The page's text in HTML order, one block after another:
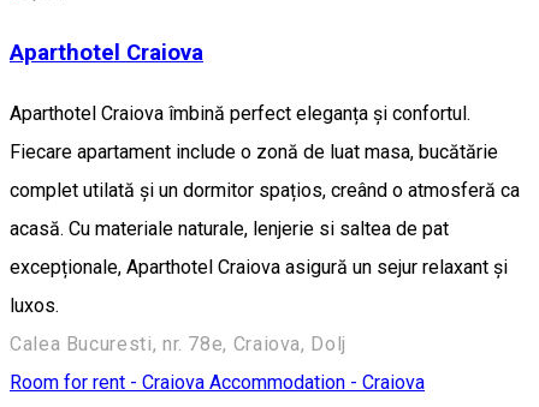
Aparthotel Craiova
Aparthotel Craiova îmbină perfect eleganța și confortul.
Fiecare apartament include o zonă de luat masa, bucătărie
complet utilată și un dormitor spațios, creând o atmosferă ca
acasă. Cu materiale naturale, lenjerie si saltea de pat
excepționale, Aparthotel Craiova asigură un sejur relaxant și
luxos.
Calea Bucuresti, nr. 78e, Craiova, Dolj
Room for rent - Craiova Accommodation - Craiova